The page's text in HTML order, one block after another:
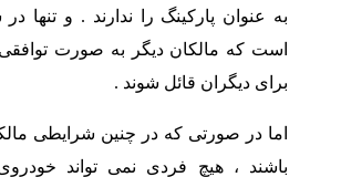
به عنوان پارکینگ را ندارند . و تنها
است که مالکان دیگر به صورت
برای دیگران قائل شوند .
اما در صورتی که در چنین شرایطی
باشند ، هیچ فردی نمی تواند